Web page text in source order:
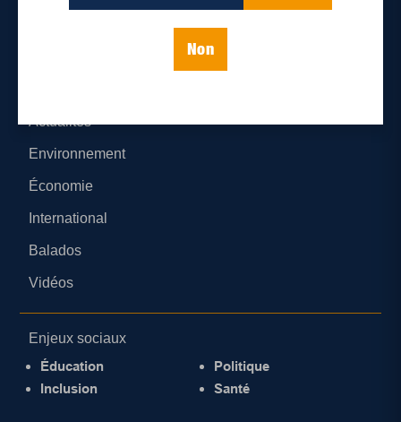
Non
Parutions numériques
Actualités
Environnement
Économie
International
Balados
Vidéos
Enjeux sociaux
Éducation
Inclusion
Politique
Santé